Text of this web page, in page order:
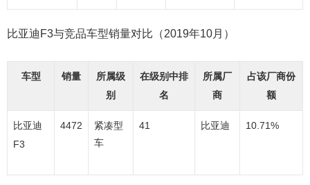
比亚迪F3与竞品车型销量对比（2019年10月）
车型 销量
所属级
别
在级别中排
名
所属厂
商
占该厂商份
额
比亚迪
F3
4472
紧凑型
车
41 比亚迪 10.71%